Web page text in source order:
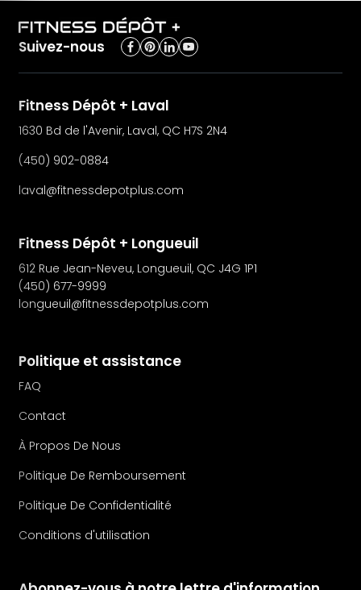
Suivez-nous
Fitness Dépôt + Laval
1630 Bd de l'Avenir, Laval, QC H7S 2N4
(450) 902-0884
laval@fitnessdepotplus.com
Fitness Dépôt + Longueuil
612 Rue Jean-Neveu, Longueuil, QC J4G 1P1
(450) 677-9999
longueuil@fitnessdepotplus.com
Politique et assistance
FAQ
Contact
À Propos De Nous
Politique De Remboursement
Politique De Confidentialité
Conditions d'utilisation